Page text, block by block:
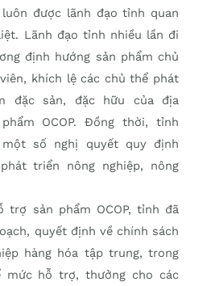
luôn được lãnh đạo tỉnh quan
Lãnh đạo tỉnh nhiều lần đi
định hướng sản phẩm chủ
khích lệ các chủ thể phát
đặc sản, đặc hữu của địa
OCOP. Đồng thời, tỉnh
số nghị quyết quy định
triển nông nghiệp, nông
trợ sản phẩm OCOP, tỉnh đã
quyết định về chính sách
hàng hóa tập trung, trong
hỗ trợ, thưởng cho các